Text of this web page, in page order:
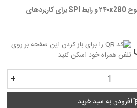
اینچی با وضوح ۲۴۰x280 و رابط SPI برای کاربردهای
+
افزودن به سبد خرید